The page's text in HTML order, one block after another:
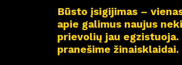
Būsto įsigijimas –
apie galimus naujus
prievolių jau
pranešime žinaisklaidai.